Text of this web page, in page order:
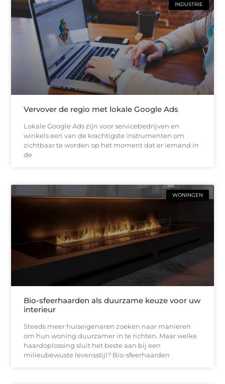
INDUSTRIE
Vervover de regio met lokale Google Ads
Lokale Google Ads zijn voor servicebedrijven en
winkels een van de krachtigste instrumenten om
zichtbaar te worden op het moment dat er iemand in
de
WONINGEN
Bio-sfeerhaarden als duurzame keuze voor uw
interieur
Steeds meer huiseigenaren zoeken naar manieren
om hun woning duurzamer in te richten. Maar welke
haardoplossing sluit het beste aan bij een
milieubewuste levensstijl? Bio-sfeerhaarden